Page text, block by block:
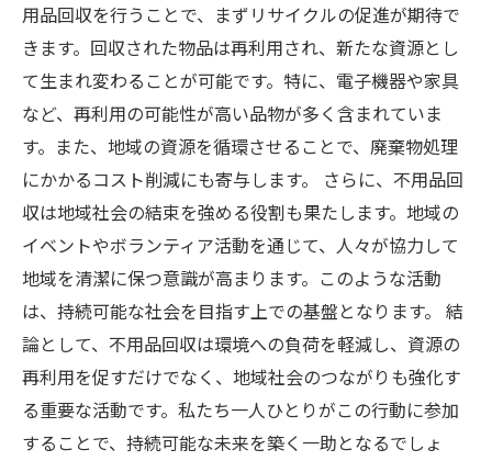
用品回収を行うことで、まずリサイクルの促進が期待で
きます。回収された物品は再利用され、新たな資源とし
て生まれ変わることが可能です。特に、電子機器や家具
など、再利用の可能性が高い品物が多く含まれていま
す。また、地域の資源を循環させることで、廃棄物処理
にかかるコスト削減にも寄与します。 さらに、不用品回
収は地域社会の結束を強める役割も果たします。地域の
イベントやボランティア活動を通じて、人々が協力して
地域を清潔に保つ意識が高まります。このような活動
は、持続可能な社会を目指す上での基盤となります。 結
論として、不用品回収は環境への負荷を軽減し、資源の
再利用を促すだけでなく、地域社会のつながりも強化す
る重要な活動です。私たち一人ひとりがこの行動に参加
することで、持続可能な未来を築く一助となるでしょ